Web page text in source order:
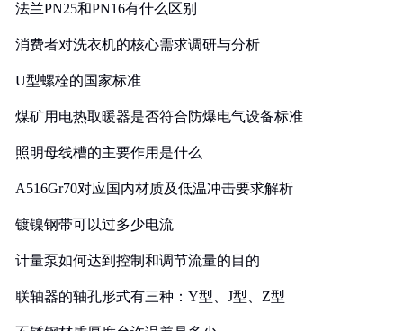
法兰PN25和PN16有什么区别
消费者对洗衣机的核心需求调研与分析
U型螺栓的国家标准
煤矿用电热取暖器是否符合防爆电气设备标准
照明母线槽的主要作用是什么
A516Gr70对应国内材质及低温冲击要求解析
镀镍钢带可以过多少电流
计量泵如何达到控制和调节流量的目的
联轴器的轴孔形式有三种：Y型、J型、Z型